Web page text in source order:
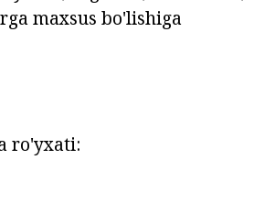
maxsus bo'lishiga
ro'yxati: